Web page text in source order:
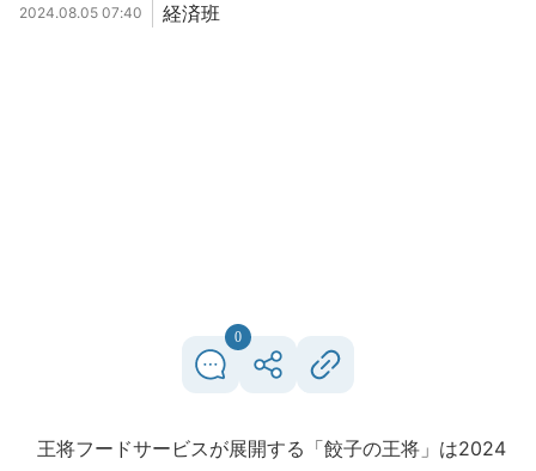
2024.08.05 07:40 経済班
0
王将フードサービスが展開する「餃子の王将」は2024